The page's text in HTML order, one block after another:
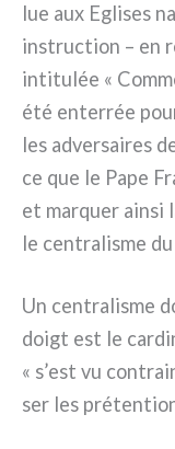
lue aux Eglises
instruc­tion – en
inti­tu­lée «
été enter­rée
les adver­sai­res
ce que le Pape
et mar­quer ain­si
le cen­tra­li­sme
Un cen­tra­li­sme
doigt est le
« s’est vu
ser les